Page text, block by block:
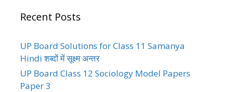
Recent Posts
UP Board Solutions for Class 11 Samanya
Hindi शब्दों में सूक्ष्म अन्तर
UP Board Class 12 Sociology Model Papers
Paper 3